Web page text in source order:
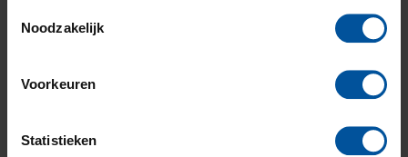
Noodzakelijk
Voorkeuren
Statistieken
Wanneer er schade aan de auto is
bepaalde indicatoren, doet een verzekeraar onderzoek
naar fraude. Wordt er fraude geconstateerd dan word
je geregistreerd. Een registratie voor fraude blijft maar
liefst 8 jaar staan!